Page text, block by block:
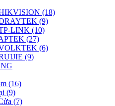
(18)
(9)
LINK (10)
(27)
(6)
(9)
(16)
(9)
(7)